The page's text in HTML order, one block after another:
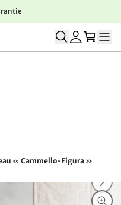
« Cammello-Figura »